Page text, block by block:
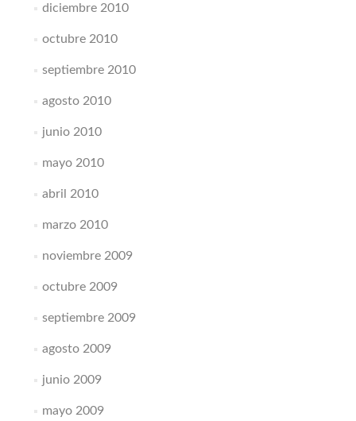
diciembre 2010
octubre 2010
septiembre 2010
agosto 2010
junio 2010
mayo 2010
abril 2010
marzo 2010
noviembre 2009
octubre 2009
septiembre 2009
agosto 2009
junio 2009
mayo 2009